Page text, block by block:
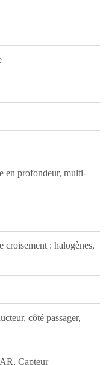
en profondeur, multi-
croisement : halogènes,
côté passager,
Capteur